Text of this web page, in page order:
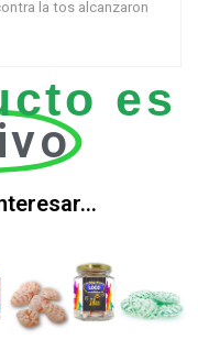
la tos alcanzaron
es